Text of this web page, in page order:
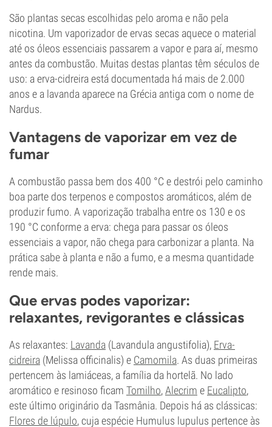
São plantas secas escolhidas pelo aroma e não pela
nicotina. Um vaporizador de ervas secas aquece o material
até os óleos essenciais passarem a vapor e para aí, mesmo
antes da combustão. Muitas destas plantas têm séculos de
uso: a erva-cidreira está documentada há mais de 2.000
anos e a lavanda aparece na Grécia antiga com o nome de
Nardus.
Vantagens de vaporizar em vez de
fumar
A combustão passa bem dos 400 °C e destrói pelo caminho
boa parte dos terpenos e compostos aromáticos, além de
produzir fumo. A vaporização trabalha entre os 130 e os
190 °C conforme a erva: chega para passar os óleos
essenciais a vapor, não chega para carbonizar a planta. Na
prática sabe à planta e não a fumo, e a mesma quantidade
rende mais.
Que ervas podes vaporizar:
relaxantes, revigorantes e clássicas
As relaxantes: Lavanda (Lavandula angustifolia), Erva-
cidreira (Melissa officinalis) e Camomila. As duas primeiras
pertencem às lamiáceas, a família da hortelã. No lado
aromático e resinoso ficam Tomilho,Alecrim e Eucalipto,
este último originário da Tasmânia. Depois há as clássicas:
Flores de lúpulo, cuja espécie Humulus lupulus pertence às